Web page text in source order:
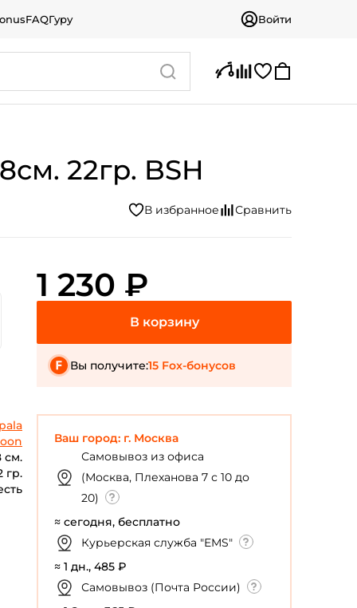
FAQГуру Войти
22гр. BSH
см.
гр.
1 230 ₽
Вы получите:15 Fox-бонусов
Ваш город: г. Москва
Самовывоз из офиса
(Москва, Плеханова 7 с 10 до
20)
≈ сегодня, бесплатно
Курьерская служба "EMS"
≈ 1 дн., 485 ₽
Самовывоз (Почта России)